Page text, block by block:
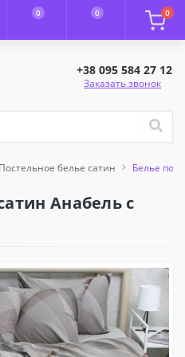
0 0 0
+38 095 584 27 12
Заказать звонок
Постельное белье сатин Белье
Анабель с